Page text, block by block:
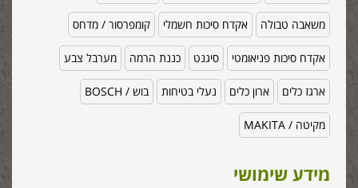
משאבה טבולה אקדח סיכות חשמלי קומפרסור / מדחס
אקדח סיכות פניאומטי סיגנט כננת הרמה מערבל צבע
ארגז כלים ארון כלים נעלי בטיחות בוש / BOSCH
מקיטה / MAKITA
מידע שימושי